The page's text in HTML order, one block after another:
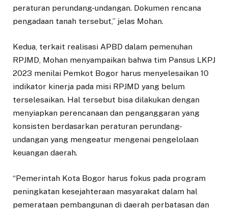
peraturan perundang-undangan. Dokumen rencana
pengadaan tanah tersebut,” jelas Mohan.
Kedua, terkait realisasi APBD dalam pemenuhan
RPJMD, Mohan menyampaikan bahwa tim Pansus LKPJ
2023 menilai Pemkot Bogor harus menyelesaikan 10
indikator kinerja pada misi RPJMD yang belum
terselesaikan. Hal tersebut bisa dilakukan dengan
menyiapkan perencanaan dan penganggaran yang
konsisten berdasarkan peraturan perundang-
undangan yang mengeatur mengenai pengelolaan
keuangan daerah.
“Pemerintah Kota Bogor harus fokus pada program
peningkatan kesejahteraan masyarakat dalam hal
pemerataan pembangunan di daerah perbatasan dan